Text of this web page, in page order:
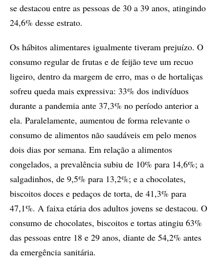
se destacou entre as pessoas de 30 a 39 anos, atingindo
24,6% desse estrato.
Os hábitos alimentares igualmente tiveram prejuízo. O
consumo regular de frutas e de feijão teve um recuo
ligeiro, dentro da margem de erro, mas o de hortaliças
sofreu queda mais expressiva: 33% dos indivíduos
durante a pandemia ante 37,3% no período anterior a
ela. Paralelamente, aumentou de forma relevante o
consumo de alimentos não saudáveis em pelo menos
dois dias por semana. Em relação a alimentos
congelados, a prevalência subiu de 10% para 14,6%; a
salgadinhos, de 9,5% para 13,2%; e a chocolates,
biscoitos doces e pedaços de torta, de 41,3% para
47,1%. A faixa etária dos adultos jovens se destacou. O
consumo de chocolates, biscoitos e tortas atingiu 63%
das pessoas entre 18 e 29 anos, diante de 54,2% antes
da emergência sanitária.